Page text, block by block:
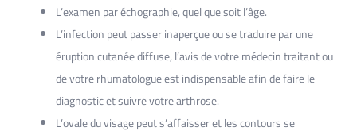
L’examen par échographie, quel que soit l’âge.
L’infection peut passer inaperçue ou se traduire par une
éruption cutanée diffuse, l’avis de votre médecin traitant ou
de votre rhumatologue est indispensable afin de faire le
diagnostic et suivre votre arthrose.
L’ovale du visage peut s’affaisser et les contours se